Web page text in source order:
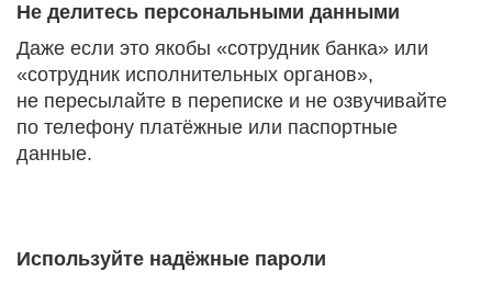
Не делитесь персональными данными
Даже если это якобы «сотрудник банка» или
«сотрудник исполнительных органов»,
не пересылайте в переписке и не озвучивайте
по телефону платёжные или паспортные
данные.
Используйте надёжные пароли